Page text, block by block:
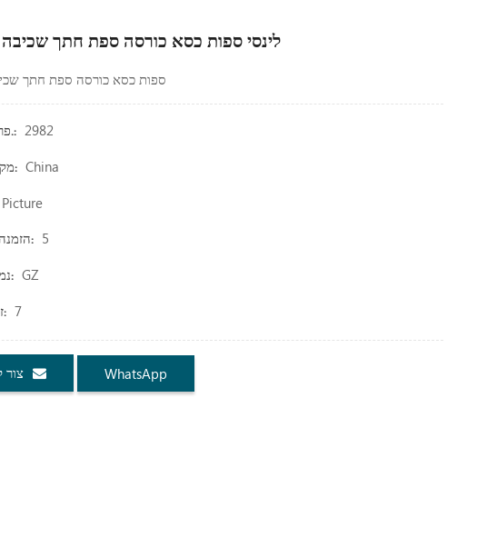
לינסי ספות כסא כורסה ספת חתך שכיבה 2982
ספות כסא כורסה ספת חתך שכיבה
פריט מספר.: 2982
מקור המוצר: China
הזמנה מינמלית: 5
נמל משלוח: GZ
זמן עופרת: 7
WhatsApp